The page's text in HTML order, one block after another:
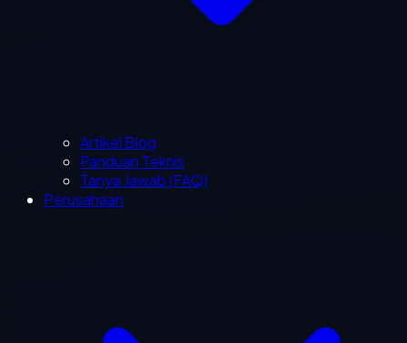
Artikel Blog
Panduan Teknis
Tanya Jawab (FAQ)
Perusahaan